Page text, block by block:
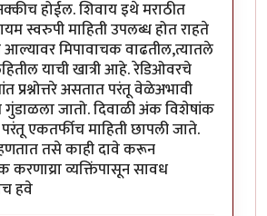
होईल. शिवाय इथे मराठीत
स्वरुपी माहिती उपलब्ध होत राहते
आल्यावर मिपावाचक वाढतील,त्यातले
याची खात्री आहे. रेडिओवरचे
प्रश्नोत्तरे असतात परंतू वेळेअभावी
गुंडाळला जातो. दिवाळी अंक विशेषांक
एकतर्फीच माहिती छापली जाते.
तसे काही दावे करून
व्यक्तिंपासून सावध
हवे